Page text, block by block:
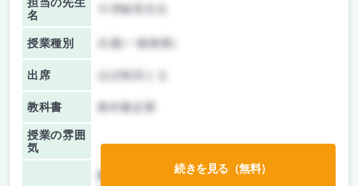
名
今津敏晃先生
授業種別 共通(一般教養)
出席 ほぼ毎回とる
教科書 教科書必要
授業の雰囲
気
前期/中間： レポートのみ
続きを見る（無料）